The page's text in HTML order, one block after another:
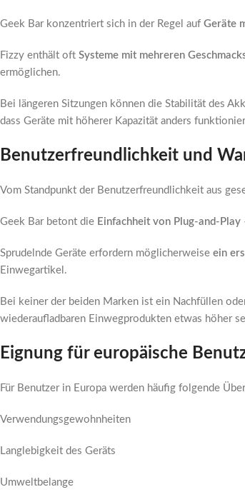
Geek Bar konzentriert sich in der Regel auf Geräte
Fizzy enthält oft Systeme mit mehreren
ermöglichen.
Bei längeren Sitzungen können die Stabilität des
dass Geräte mit höherer Kapazität anders
Benutzerfreundlichkeit und
Vom Standpunkt der Benutzerfreundlichkeit aus
Geek Bar betont die Einfachheit von Plug-and-Play
Sprudelnde Geräte erfordern möglicherweise ein
Einwegartikel.
Bei keiner der beiden Marken ist ein Nachfüllen
wiederaufladbaren Einwegprodukten etwas höher
Eignung für europäische
Für Benutzer in Europa werden häufig folgende
Verwendungsgewohnheiten
Langlebigkeit des Geräts
Umweltbelange